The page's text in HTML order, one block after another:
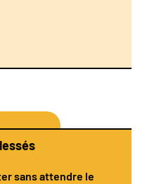
sans attendre le